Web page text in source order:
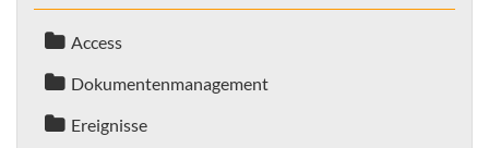
Access
Dokumentenmanagement
Ereignisse